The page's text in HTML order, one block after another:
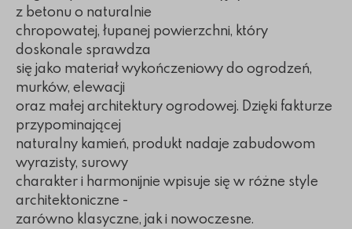
z betonu o naturalnie
chropowatej, łupanej powierzchni, który
doskonale sprawdza
się jako materiał wykończeniowy do ogrodzeń,
murków, elewacji
oraz małej architektury ogrodowej. Dzięki fakturze
przypominającej
naturalny kamień, produkt nadaje zabudowom
wyrazisty, surowy
charakter i harmonijnie wpisuje się w różne style
architektoniczne -
zarówno klasyczne, jak i nowoczesne.